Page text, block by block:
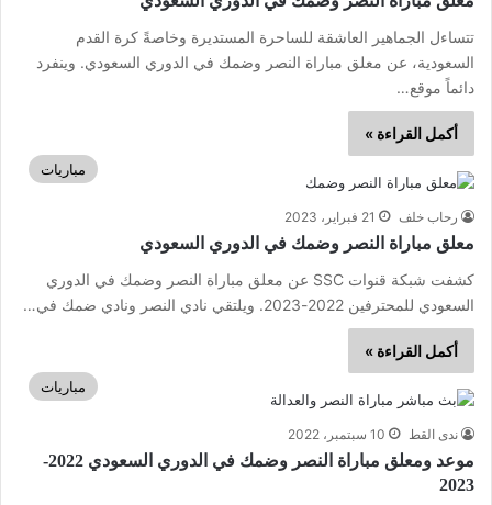
تتساءل الجماهير العاشقة للساحرة المستديرة وخاصةً كرة القدم
السعودية، عن معلق مباراة النصر وضمك في الدوري السعودي. وينفرد
دائماً موقع…
أكمل القراءة »
مباريات
رحاب خلف 21 فبراير، 2023
معلق مباراة النصر وضمك في الدوري السعودي
كشفت شبكة قنوات SSC عن معلق مباراة النصر وضمك في الدوري
السعودي للمحترفين 2022-2023. ويلتقي نادي النصر ونادي ضمك في…
أكمل القراءة »
مباريات
ندى القط 10 سبتمبر، 2022
موعد ومعلق مباراة النصر وضمك في الدوري السعودي 2022-
2023